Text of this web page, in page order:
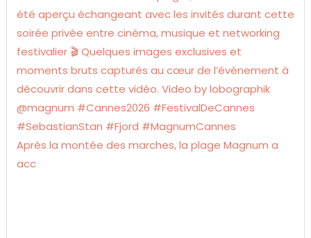
Après la montée des marches, la plage Magnum a
acc